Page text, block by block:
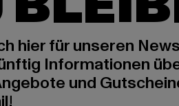
hier für unseren
Informationen
und